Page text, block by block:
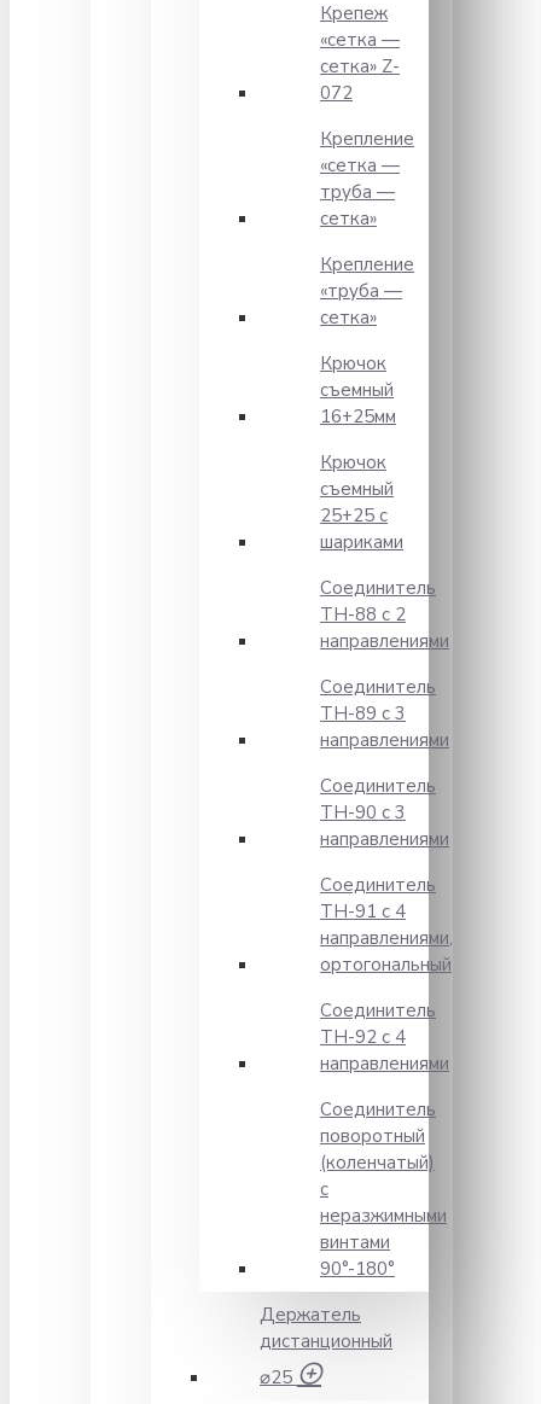
Крепеж
«сетка —
сетка» Z-
072
Крепление
«сетка —
труба —
сетка»
Крепление
«труба —
сетка»
Крючок
съемный
16+25мм
Крючок
съемный
25+25 с
шариками
Соединитель
TH-88 с 2
направлениями
Соединитель
TH-89 с 3
направлениями
Соединитель
TH-90 с 3
направлениями
Соединитель
TH-91 с 4
направлениями,
ортогональный
Соединитель
TH-92 с 4
направлениями
Соединитель
поворотный
(коленчатый)
с
неразжимными
винтами
90°-180°
Держатель
дистанционный
⌀25